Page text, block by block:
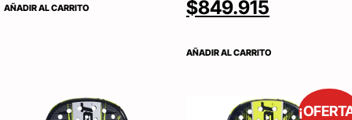
AÑADIR AL CARRITO
$849.915
AÑADIR AL CARRITO